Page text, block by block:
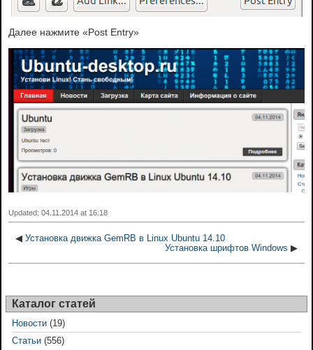
Далее нажмите «Post Entry»
Updated: 04.11.2014 at 16:18
◀ Установка движка GemRB в Linux Ubuntu 14.10
Установка шрифтов Windows ▶
Каталог статей
Новости (19)
Статьи (556)